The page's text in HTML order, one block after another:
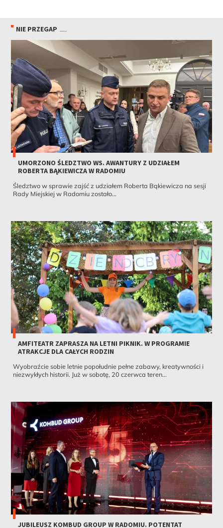
NIE PRZEGAP
UMORZONO ŚLEDZTWO WS. AWANTURY Z UDZIAŁEM
ROBERTA BĄKIEWICZA W RADOMIU
Śledztwo w sprawie zajść z udziałem Roberta Bąkiewicza na sesji
Rady Miejskiej w Radomiu zostało...
AMFITEATR ZAPRASZA NA LETNI PIKNIK. W PROGRAMIE
ATRAKCJE DLA CAŁYCH RODZIN
Wyobraźcie sobie letnie popołudnie pełne zabawy, kreatywności i
niezwykłych historii. Już w sobotę, 20 czerwca teren...
JUBILEUSZ KOMBUD GROUP W RADOMIU. POTENTAT